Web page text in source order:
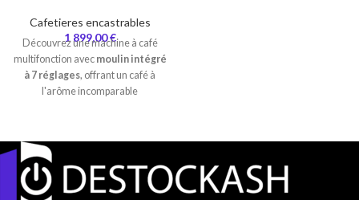
Cafetieres encastrables
1 899,00€
Découvrez une machine à café
multifonction avec moulin intégré
à 7 réglages, offrant un café à
l'arôme incomparable